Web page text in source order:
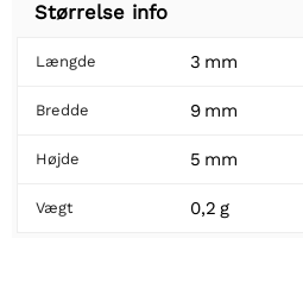
Størrelse info
Længde 3 mm
Bredde 9 mm
Højde 5 mm
Vægt 0,2 g